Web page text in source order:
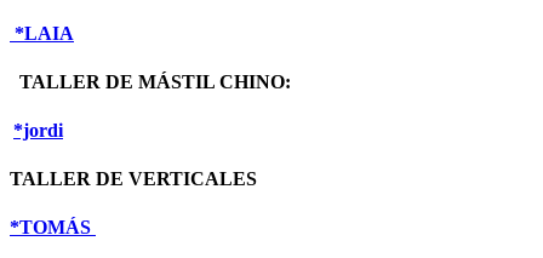
*LAIA
TALLER DE MÁSTIL CHINO:
*jordi
TALLER DE VERTICALES
*TOMÁS